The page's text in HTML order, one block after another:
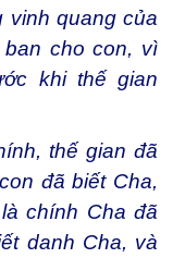
vinh quang của
cho con, vì
khi thế gian
thế gian đã
đã biết Cha,
chính Cha đã
danh Cha, và